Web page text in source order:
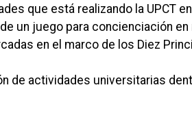
que está realizando la UPCT
un juego para concienciación en
en el marco de los Diez
de actividades universitarias